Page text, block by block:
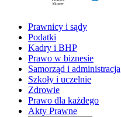
Prawnicy i sądy
Podatki
Kadry i BHP
Prawo w biznesie
Samorząd i administracja
Szkoły i uczelnie
Zdrowie
Prawo dla każdego
Akty Prawne